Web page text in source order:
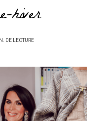
hiver
DE LECTURE